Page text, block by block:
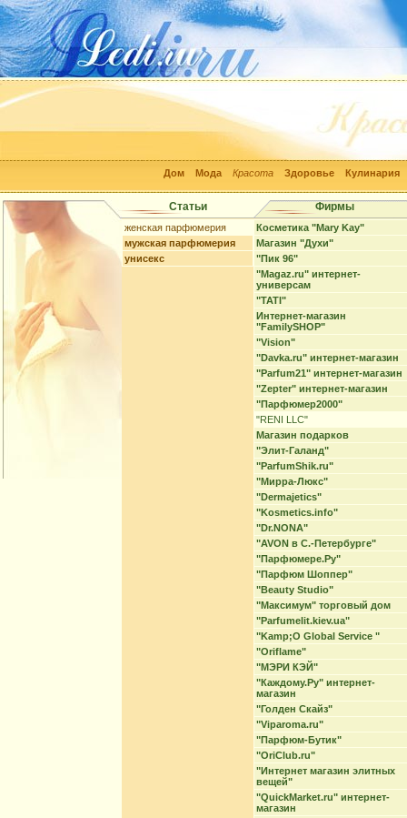
Дом Мода Красота Здоровье Кулинария
Статьи Фирмы
женская парфюмерия
мужская парфюмерия
унисекс
Косметика "Mary Kay"
Магазин "Духи"
"Пик 96"
"Magaz.ru" интернет-
универсам
"TATI"
Интернет-магазин
"FamilySHOP"
"Vision"
"Davka.ru" интернет-магазин
"Parfum21" интернет-магазин
"Zepter" интернет-магазин
"Парфюмер2000"
"RENI LLC"
Магазин подарков
"Элит-Галанд"
"ParfumShik.ru"
"Мирра-Люкс"
"Dermajetics"
"Kosmetics.info"
"Dr.NONA"
"AVON в С.-Петербурге"
"Парфюмере.Ру"
"Парфюм Шоппер"
"Beauty Studio"
"Максимум" торговый дом
"Parfumelit.kiev.ua"
"Kamp;O Global Service "
"Oriflame"
"МЭРИ КЭЙ"
"Каждому.Ру" интернет-
магазин
"Голден Скайз"
"Viparoma.ru"
"Парфюм-Бутик"
"OriClub.ru"
"Интернет магазин элитных
вещей"
"QuickMarket.ru" интернет-
магазин